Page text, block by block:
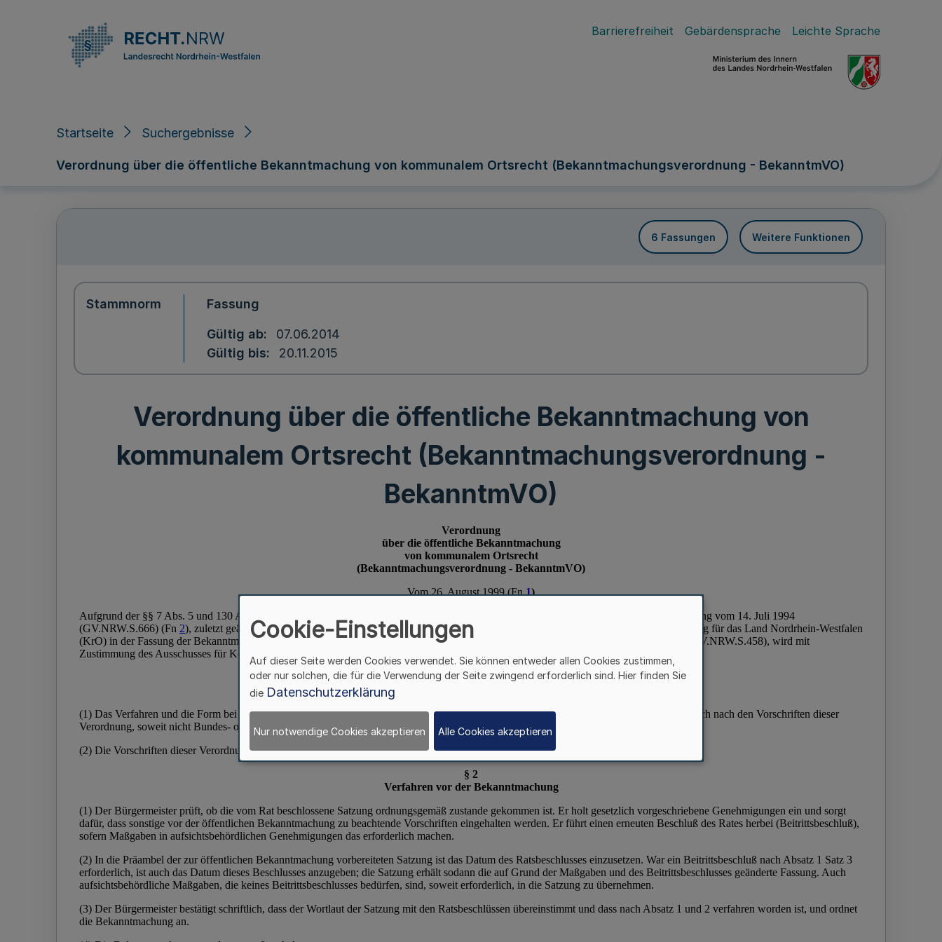
Barrierefreiheit Gebärdensprache Leichte Sprache
Startseite Suchergebnisse
Verordnung über die öffentliche Bekanntmachung von kommunalem Ortsrecht (Bekanntmachungsverordnung - BekanntmVO)
6 Fassungen Weitere Funktionen
Stammnorm Fassung
Gültig ab
07.06.2014
Gültig bis
20.11.2015
Verordnung über die öffentliche Bekanntmachung von
kommunalem Ortsrecht (Bekanntmachungsverordnung -
BekanntmVO)
Cookie-Einstellungen
Auf dieser Seite werden Cookies verwendet. Sie können entweder allen Cookies zustimmen,
oder nur solchen, die für die Verwendung der Seite zwingend erforderlich sind. Hier finden Sie
die Datenschutzerklärung
Nur notwendige Cookies akzeptieren Alle Cookies akzeptieren